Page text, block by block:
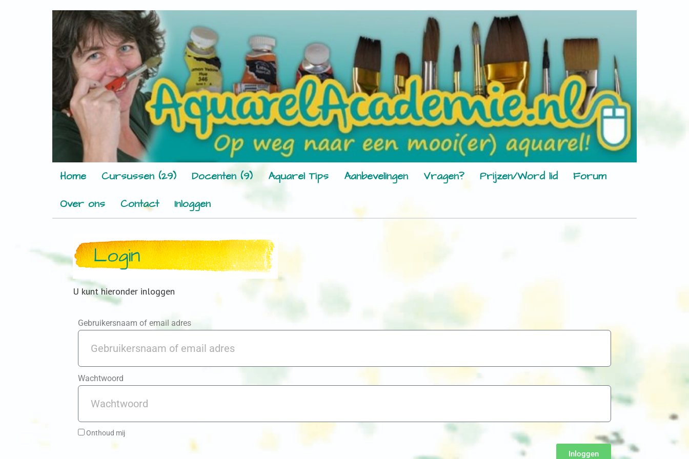
Home Cursussen (29) Docenten (9) Aquarel Tips Aanbevelingen Vragen? Prijzen/Word lid
Forum
Over ons
Contact Inloggen
Login
U kunt hieronder inloggen
Gebruikersnaam of email adres
Wachtwoord
Onthoud mij
Inloggen